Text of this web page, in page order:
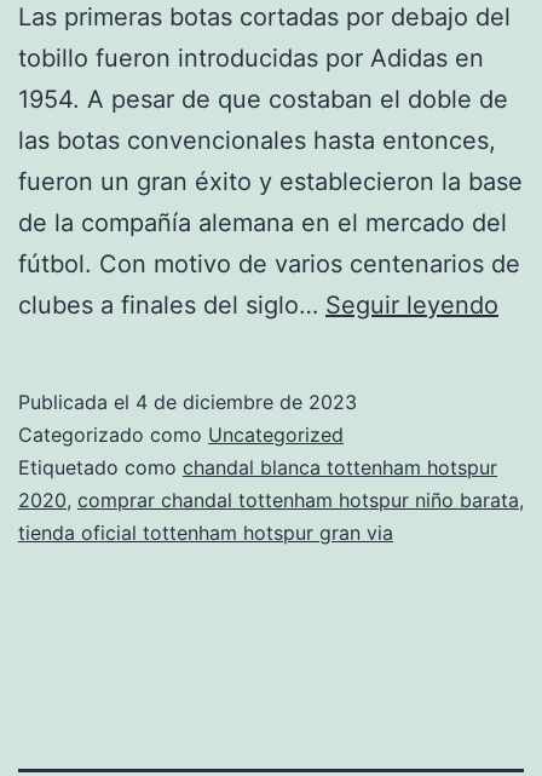
Las primeras botas cortadas por debajo del
tobillo fueron introducidas por Adidas en
1954. A pesar de que costaban el doble de
las botas convencionales hasta entonces,
fueron un gran éxito y establecieron la base
de la compañía alemana en el mercado del
fútbol. Con motivo de varios centenarios de
clubes a finales del siglo… Seguir leyendo
Publicada el 4 de diciembre de 2023
Categorizado como Uncategorized
Etiquetado como chandal blanca tottenham hotspur
2020, comprar chandal tottenham hotspur niño barata,
tienda oficial tottenham hotspur gran via